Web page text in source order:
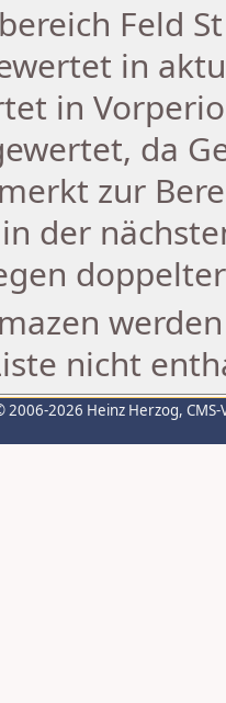
Feld
in
in
da
zur
der
nicht
2006-2026 Heinz Herzog,